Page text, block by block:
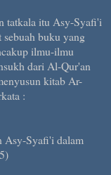
tatkala itu Asy-Syafi'i
buku yang
ilmu-ilmu
dari Al-Qur'an
kitab Ar-
:
Asy-Syafi'i dalam